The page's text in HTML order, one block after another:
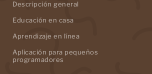
Descripción general
Educación en casa
Aprendizaje en línea
Aplicación para pequeños
programadores